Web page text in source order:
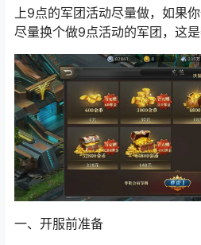
上9点的军团活动尽量做，如果
尽量换个做9点活动的军团，这是
一、开服前准备